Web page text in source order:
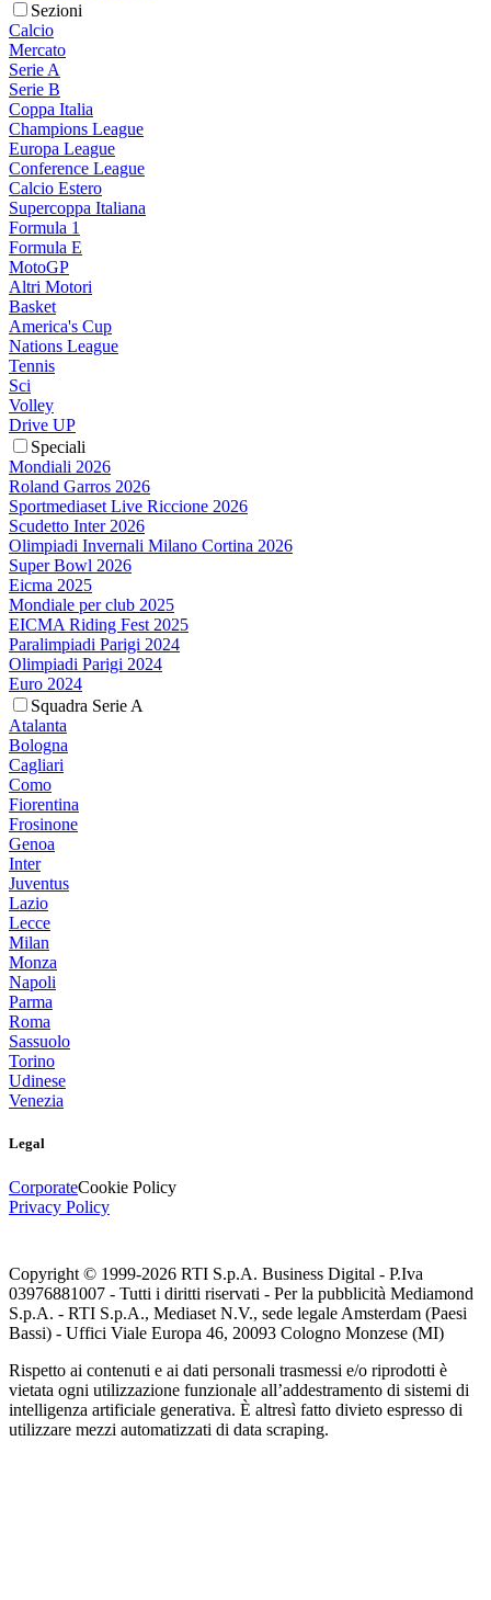
Sezioni
Calcio
Mercato
Serie A
Serie B
Coppa Italia
Champions League
Europa League
Conference League
Calcio Estero
Supercoppa Italiana
Formula 1
Formula E
MotoGP
Altri Motori
Basket
America's Cup
Nations League
Tennis
Sci
Volley
Drive UP
Speciali
Mondiali 2026
Roland Garros 2026
Sportmediaset Live Riccione 2026
Scudetto Inter 2026
Olimpiadi Invernali Milano Cortina 2026
Super Bowl 2026
Eicma 2025
Mondiale per club 2025
EICMA Riding Fest 2025
Paralimpiadi Parigi 2024
Olimpiadi Parigi 2024
Euro 2024
Squadra Serie A
Atalanta
Bologna
Cagliari
Como
Fiorentina
Frosinone
Genoa
Inter
Juventus
Lazio
Lecce
Milan
Monza
Napoli
Parma
Roma
Sassuolo
Torino
Udinese
Venezia
Legal
CorporateCookie Policy
Privacy Policy
Copyright © 1999-2026 RTI S.p.A. Business Digital - P.Iva
03976881007 - Tutti i diritti riservati - Per la pubblicità Mediamond
S.p.A. - RTI S.p.A., Mediaset N.V., sede legale Amsterdam (Paesi
Bassi) - Uffici Viale Europa 46, 20093 Cologno Monzese (MI)
Rispetto ai contenuti e ai dati personali trasmessi e/o riprodotti è
vietata ogni utilizzazione funzionale all’addestramento di sistemi di
intelligenza artificiale generativa. È altresì fatto divieto espresso di
utilizzare mezzi automatizzati di data scraping.